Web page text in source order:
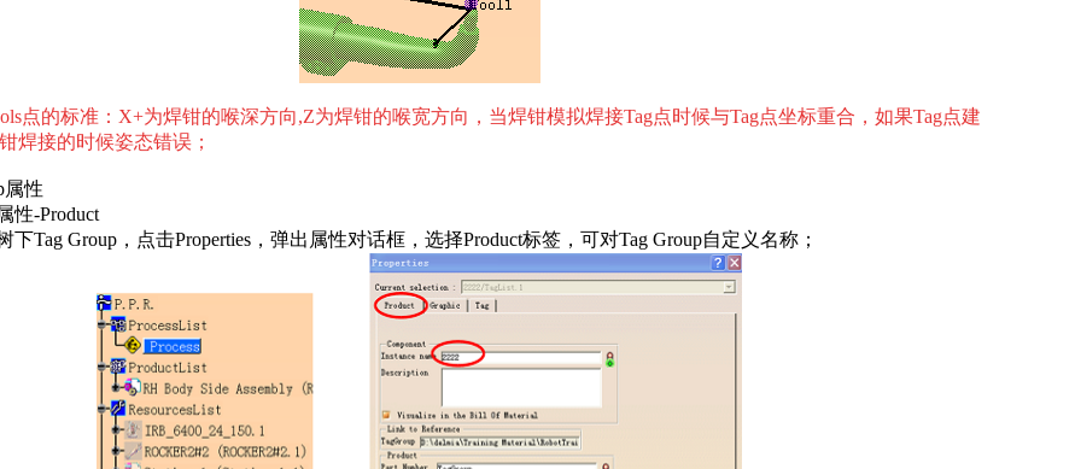
点的标准：X+为焊钳的喉深方向,Z为焊钳的喉宽方向，当焊钳模拟焊接Tag点时候与Tag点坐标重合，如果Tag点建
焊接的时候姿态错误；
属性
性-Product
下Tag Group，点击Properties，弹出属性对话框，选择Product标签，可对Tag Group自定义名称；